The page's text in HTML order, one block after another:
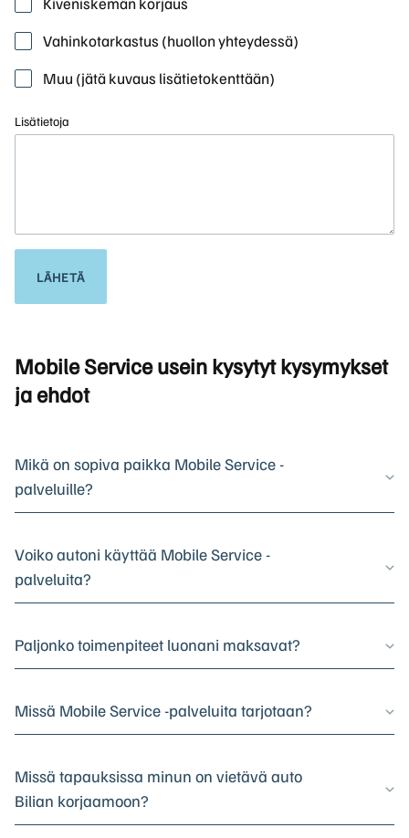
Vahinkotarkastus (huollon yhteydessä)
Muu (jätä kuvaus lisätietokenttään)
Lisätietoja
LÄHETÄ
Mobile Service usein kysytyt kysymykset
ja ehdot
Mikä on sopiva paikka Mobile Service -
palveluille?
Voiko autoni käyttää Mobile Service -
palveluita?
Paljonko toimenpiteet luonani maksavat?
Missä Mobile Service -palveluita tarjotaan?
Missä tapauksissa minun on vietävä auto
Bilian korjaamoon?